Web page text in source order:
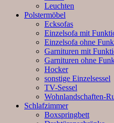
Leuchten
Polstermöbel
Ecksofas
Einzelsofa mit
Einzelsofa ohne
Garnituren mit
Garnituren ohne
Hocker
sonstige Einzelsessel
TV-Sessel
Wohnlandschaften-
Schlafzimmer
Boxspringbett